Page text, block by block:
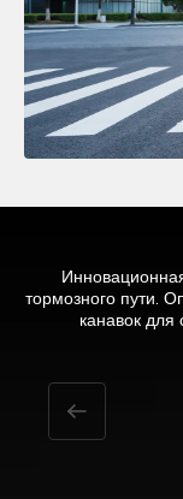
тормозного пути.
канавок для
Плоский профиль
Новый
обеспечивают
на рынке